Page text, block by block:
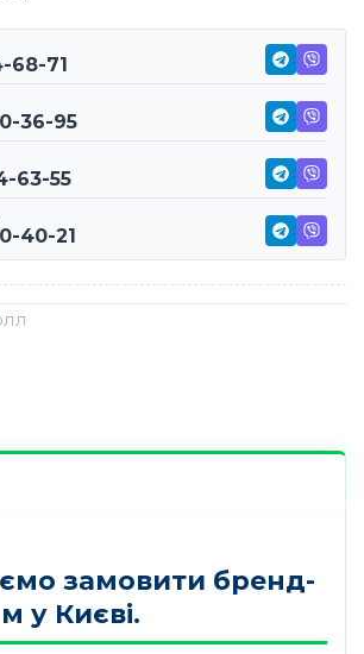
68-71
36-95
63-55
40-21
замовити бренд-
у Києві.